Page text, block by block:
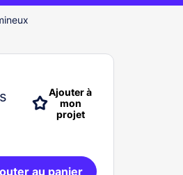
Ajouter à
mon
projet
au panier